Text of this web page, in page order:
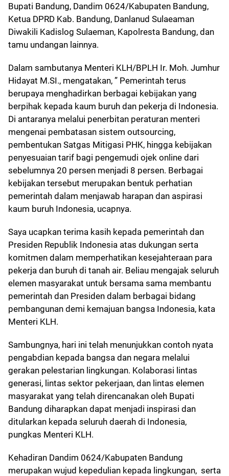
Bupati Bandung, Dandim 0624/Kabupaten Bandung,
Ketua DPRD Kab. Bandung, Danlanud Sulaeaman
Diwakili Kadislog Sulaeman, Kapolresta Bandung, dan
tamu undangan lainnya.
Dalam sambutanya Menteri KLH/BPLH Ir. Moh. Jumhur
Hidayat M.SI., mengatakan, ” Pemerintah terus
berupaya menghadirkan berbagai kebijakan yang
berpihak kepada kaum buruh dan pekerja di Indonesia.
Di antaranya melalui penerbitan peraturan menteri
mengenai pembatasan sistem outsourcing,
pembentukan Satgas Mitigasi PHK, hingga kebijakan
penyesuaian tarif bagi pengemudi ojek online dari
sebelumnya 20 persen menjadi 8 persen. Berbagai
kebijakan tersebut merupakan bentuk perhatian
pemerintah dalam menjawab harapan dan aspirasi
kaum buruh Indonesia, ucapnya.
Saya ucapkan terima kasih kepada pemerintah dan
Presiden Republik Indonesia atas dukungan serta
komitmen dalam memperhatikan kesejahteraan para
pekerja dan buruh di tanah air. Beliau mengajak seluruh
elemen masyarakat untuk bersama sama membantu
pemerintah dan Presiden dalam berbagai bidang
pembangunan demi kemajuan bangsa Indonesia, kata
Menteri KLH.
Sambungnya, hari ini telah menunjukkan contoh nyata
pengabdian kepada bangsa dan negara melalui
gerakan pelestarian lingkungan. Kolaborasi lintas
generasi, lintas sektor pekerjaan, dan lintas elemen
masyarakat yang telah direncanakan oleh Bupati
Bandung diharapkan dapat menjadi inspirasi dan
ditularkan kepada seluruh daerah di Indonesia,
pungkas Menteri KLH.
Kehadiran Dandim 0624/Kabupaten Bandung
merupakan wujud kepedulian kepada lingkungan, serta